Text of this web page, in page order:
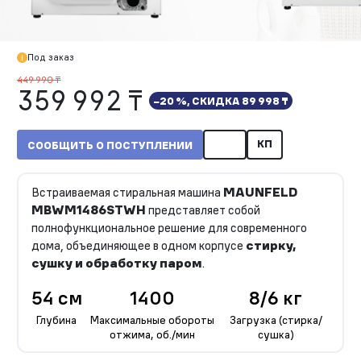
Под заказ
359 992 ₸ −20 %, СКИДКА 89 998 ₸
449 990 ₸
СООБЩИТЬ О ПОСТУПЛЕНИИ КП
Встраиваемая стиральная машина MAUNFELD
MBWM1486STWH представляет собой
полнофункциональное решение для современного
дома, объединяющее в одном корпусе стирку,
сушку и обработку паром.
54 см
Глубина
1400
Максимальные обороты
отжима, об./мин
8/6 кг
Загрузка (стирка/
сушка)